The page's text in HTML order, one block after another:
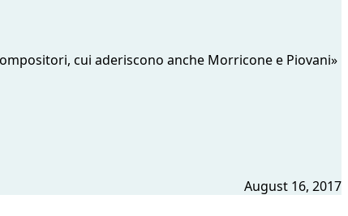
cui aderiscono anche Morricone e Piovani»
August 16, 2017